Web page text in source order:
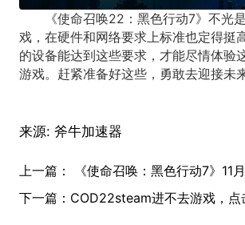
《使命召唤22：黑色行动7》不光
戏，在硬件和网络要求上标准也定得挺
的设备能达到这些要求，才能尽情体验
游戏。赶紧准备好这些，勇敢去迎接未
来源: 斧牛加速器
上一篇：
《使命召唤：黑色行动7》11
下一篇： COD22steam进不去游戏，点